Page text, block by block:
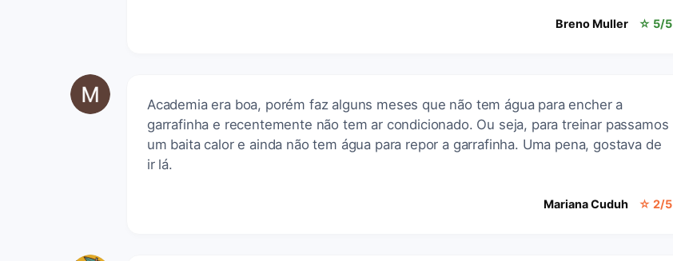
Breno Muller ☆ 5/5
Academia era boa, porém faz alguns meses que não tem água para encher a
garrafinha e recentemente não tem ar condicionado. Ou seja, para treinar passamos
um baita calor e ainda não tem água para repor a garrafinha. Uma pena, gostava de
ir lá.
Mariana Cuduh ☆ 2/5